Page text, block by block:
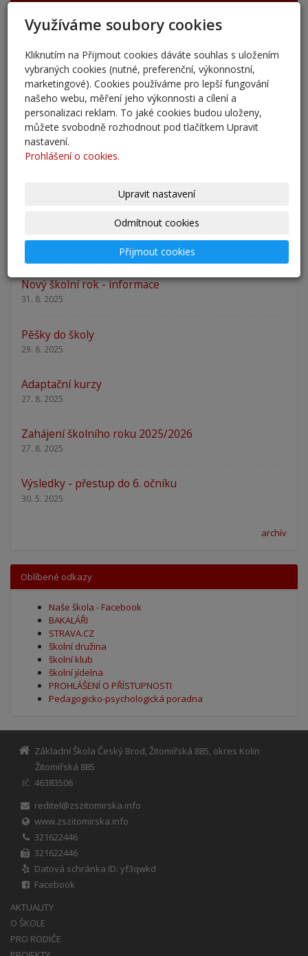
přestup 6. ročník 2026
5. 6. 2026
Přestup žáků do 6. ročníku na naši školu pro školní
rok 2026/202
25. 5. 2026
Odlišná organizace školního roku 2025/2026
27. 2. 2026
Nový školní rok - informace
31. 8. 2025
Pěšky do školy
29. 8. 2025
Adaptační kurzy
27. 8. 2025
Zahájení školního roku 2025/2026
27. 8. 2025
Výsledky - přestup do 6. očníku
30. 5. 2025
archív
Oblíbené odkazy
Naše škola - Facebook
BAKALÁŘI
STRAVA.CZ
školní družina
školní klub
školní jídelna
PROHLÁŠENÍ O PŘÍSTUPNOSTI
Pedagogicko-psychologická poradna
Základní Škola Český Brod, Žitomířská 885, okres Kolín
Žitomířská 885
IČ
46383506
reditel@zszitomirska.info
www.zszitomirska.info
321622446
321622446
Datová schránka ID: yf3qwkd
Facebook
AKTUALITY
O ŠKOLE
PRO RODIČE
Využíváme soubory cookies
Kliknutím na Přijmout cookies dáváte souhlas s uložením
vybraných cookies (nutné, preferenční, výkonnostní,
marketingové). Cookies používáme pro lepší fungování
našeho webu, měření jeho výkonnosti a cílení a
personalizaci reklam. To jaké cookies budou uloženy,
můžete svobodně rozhodnout pod tlačítkem Upravit
nastavení.
Prohlášení o cookies.
Upravit nastavení
Odmítnout cookies
Přijmout cookies